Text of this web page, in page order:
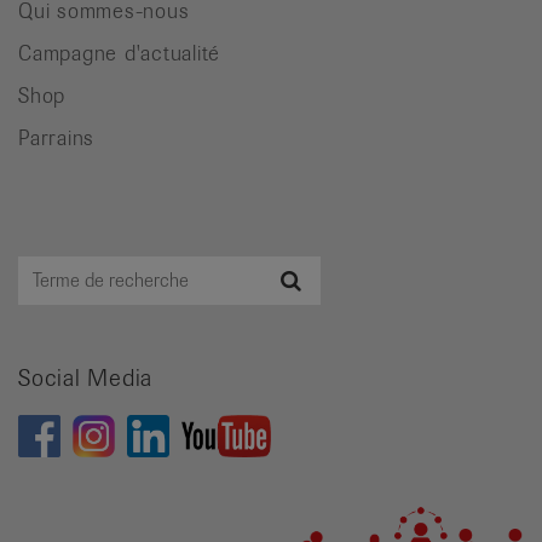
Qui sommes-nous
Campagne d'actualité
Shop
Parrains
Terme
Social Media